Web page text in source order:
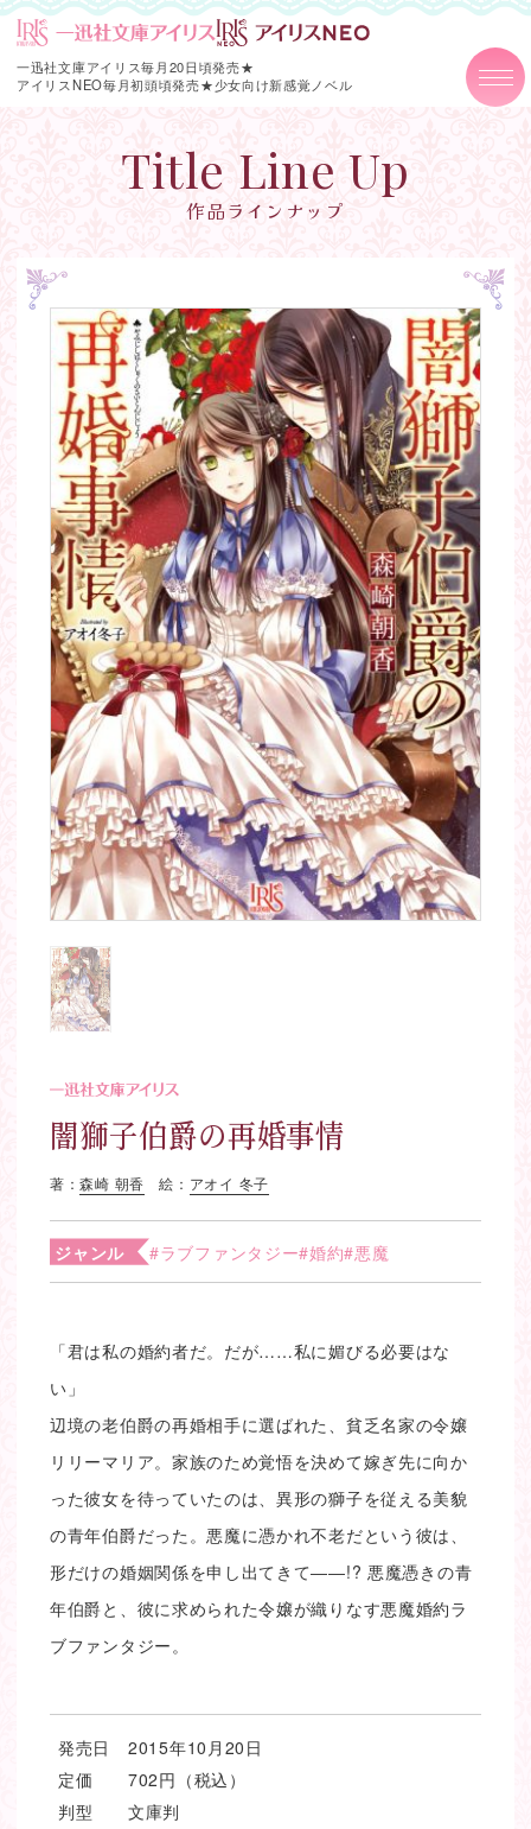
一迅社文庫アイリス毎月20日頃発売★
アイリスNEO毎月初頭頃発売★少女向け新感覚ノベル
Title Line Up
作品ラインナップ
闇獅子伯爵の再婚事情
著：森崎 朝香 絵： アオイ 冬子
ジャンル #ラブファンタジー#婚約#悪魔
「君は私の婚約者だ。だが……私に媚びる必要はな
い」
辺境の老伯爵の再婚相手に選ばれた、貧乏名家の令嬢
リリーマリア。家族のため覚悟を決めて嫁ぎ先に向か
った彼女を待っていたのは、異形の獅子を従える美貌
の青年伯爵だった。悪魔に憑かれ不老だという彼は、
形だけの婚姻関係を申し出てきて――!? 悪魔憑きの青
年伯爵と、彼に求められた令嬢が織りなす悪魔婚約ラ
ブファンタジー。
発売日
2015年10月20日
定価
702円（税込）
判型
文庫判